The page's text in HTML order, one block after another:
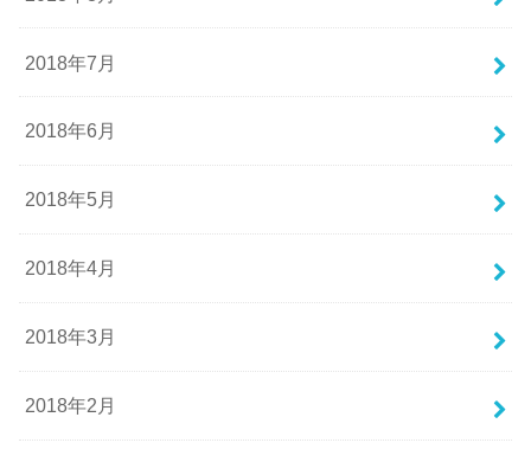
2018年7月
2018年6月
2018年5月
2018年4月
2018年3月
2018年2月